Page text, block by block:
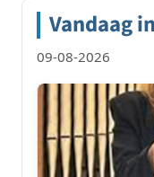
Vandaag
09-08-2026